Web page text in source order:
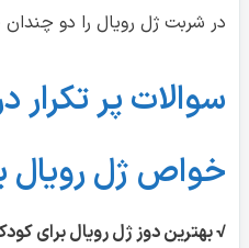
در شربت ژل رویال را دو چندان
سوالات پر
خواص ژل رویال
√ بهترین دوز ژل رویال برای کودکان زیر ۱۰ سال